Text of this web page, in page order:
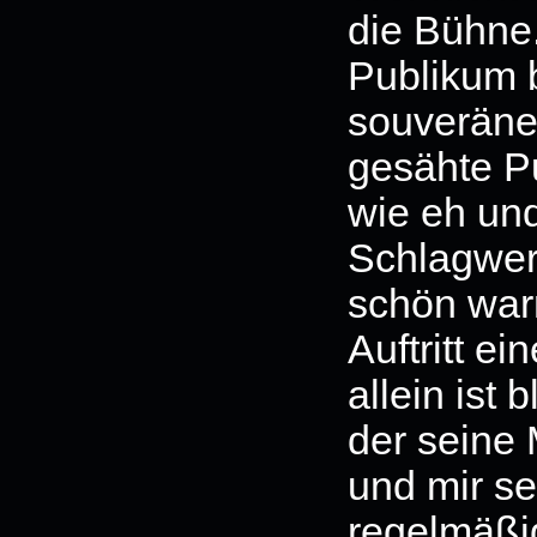
die
Publikum
gesähte
wie eh
schön
Auftritt
allein ist
der seine
und mir